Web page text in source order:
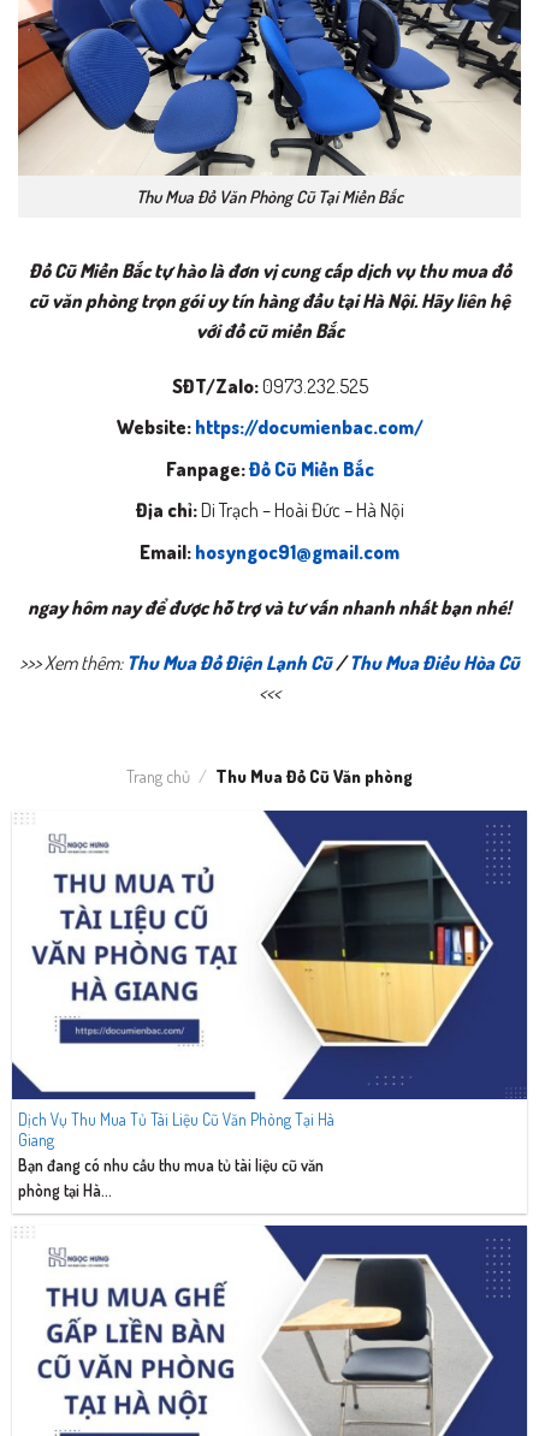
Thu Mua Đồ Văn Phòng Cũ Tại Miền Bắc
Đồ Cũ Miền Bắc tự hào là đơn vị cung cấp dịch vụ thu mua đồ
cũ văn phòng trọn gói uy tín hàng đầu tại Hà Nội. Hãy liên hệ
với đồ cũ miền Bắc
SĐT/Zalo:0973.232.525
Website: https://documienbac.com/
Fanpage:Đồ Cũ Miền Bắc
Địa chỉ:Di Trạch – Hoài Đức – Hà Nội
Email: hosyngoc91@gmail.com
ngay hôm nay để được hỗ trợ và tư vấn nhanh nhất bạn nhé!
>>> Xem thêm: Thu Mua Đồ Điện Lạnh Cũ/Thu Mua Điều Hòa Cũ
<<<
Trang chủ / Thu Mua Đồ Cũ Văn phòng
Dịch Vụ Thu Mua Tủ Tài Liệu Cũ Văn Phòng Tại Hà
Giang
Bạn đang có nhu cầu thu mua tủ tài liệu cũ văn
phòng tại Hà...